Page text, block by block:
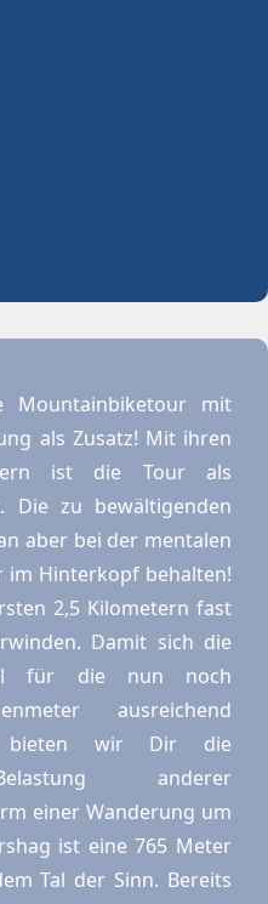
Mountainbiketour mit
als Zusatz! Mit ihren
ist die Tour als
Die zu bewältigenden
aber bei der mentalen
im Hinterkopf behalten!
2,5 Kilometern fast
Damit sich die
für die nun noch
ausreichend
bieten wir Dir die
anderer
einer Wanderung um
ist eine 765 Meter
Tal der Sinn. Bereits